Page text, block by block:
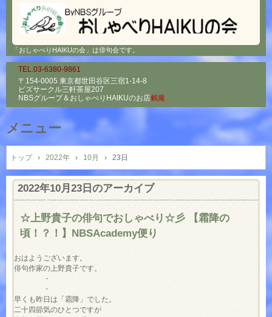
「おしゃべりHAIKUの会」は俳句会です。
TEL.03-6380-9861
〒154-0005 東京都世田谷区三宿1-14-8
ビズサークル三軒茶屋207
NBSグループ＆ おしゃべりHAIKUのお店鶫庵
メニュー
コ
ン
テ
ン
トップ › 2022年 › 10月 › 23日
2022年10月23日 のアーカイブ
☆上野貴子の俳句でおしゃべり☆彡 【霜降の
頃！？！】NBSAcademy便り
おはようございます。
俳句作家の上野貴子です。
・
・
早くも昨日は「霜降」でした。
二十四節気のひとつですが